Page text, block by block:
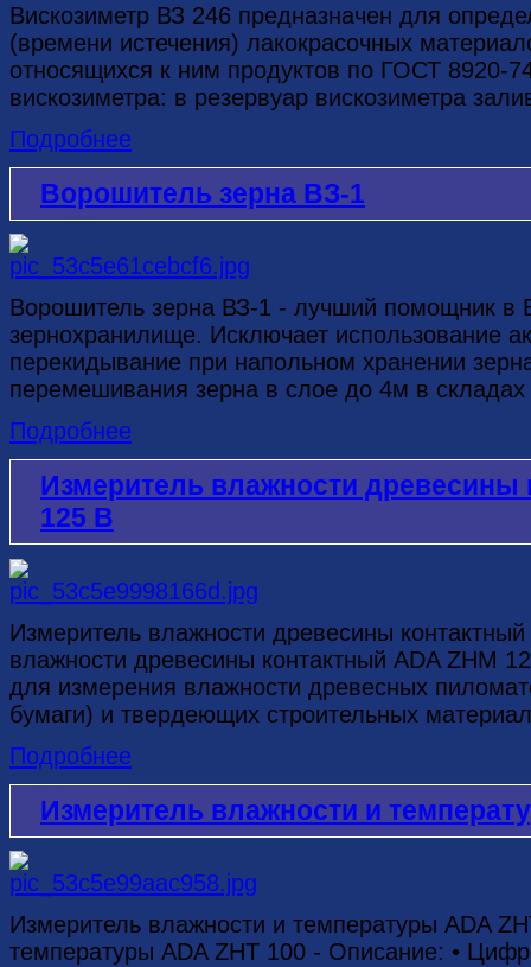
Вискозиметр ВЗ 246 предназначен для
(времени истечения) лакокрасочных
относящихся к ним продуктов по ГОСТ 8920-
вискозиметра: в резервуар вискозиметра
Подробнее
Ворошитель зерна ВЗ-1
Ворошитель зерна ВЗ-1 - лучший помощник в
зернохранилище. Исключает использование
перекидывание при напольном хранении
перемешивания зерна в слое до 4м в складах
Подробнее
Измеритель влажности древесины
125 В
Измеритель влажности древесины
влажности древесины контактный ADA ZHM
для измерения влажности древесных
бумаги) и твердеющих строительных
Подробнее
Измеритель влажности и
Измеритель влажности и температуры ADA
температуры ADA ZHT 100 - Описание: •